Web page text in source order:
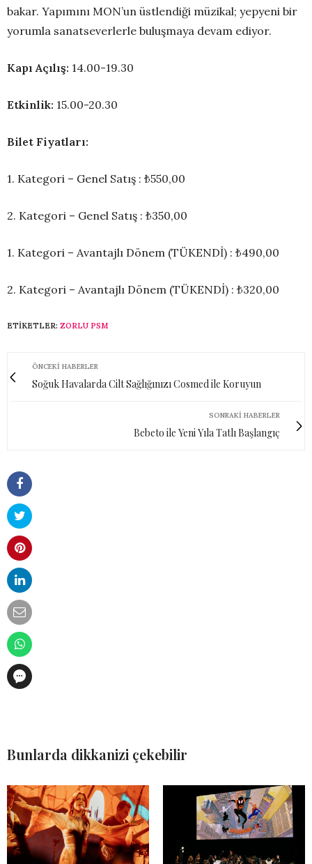
bakar. Yapımını MON’un üstlendiği müzikal; yepyeni bir
yorumla sanatseverlerle buluşmaya devam ediyor.
Kapı Açılış: 14.00-19.30
Etkinlik: 15.00-20.30
Bilet Fiyatları:
1. Kategori – Genel Satış : ₺550,00
2. Kategori – Genel Satış : ₺350,00
1. Kategori – Avantajlı Dönem (TÜKENDİ) : ₺490,00
2. Kategori – Avantajlı Dönem (TÜKENDİ) : ₺320,00
ETIKETLER: ZORLU PSM
ÖNCEKI HABERLER
Soğuk Havalarda Cilt Sağlığınızı Cosmed ile Koruyun
SONRAKI HABERLER
Bebeto ile Yeni Yıla Tatlı Başlangıç
Bunlarda dikkanizi çekebilir